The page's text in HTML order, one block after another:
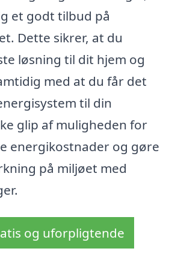
et godt tilbud på
Dette sikrer, at du
løsning til dit hjem og
med at du får det
til din
glip af muligheden for
energikostnader og gøre
på miljøet med
og uforpligtende